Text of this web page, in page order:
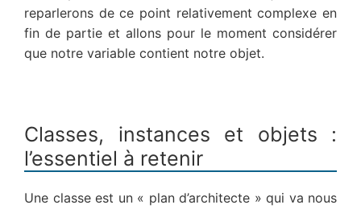
reparlerons de ce point relativement complexe en
fin de partie et allons pour le moment considérer
que notre variable contient notre objet.
Classes, instances et objets :
l’essentiel à retenir
Une classe est un « plan d’architecte » qui va nous